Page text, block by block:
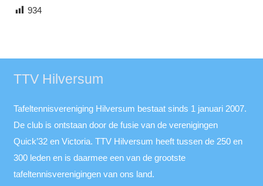
934
TTV Hilversum
Tafeltennisvereniging Hilversum bestaat sinds 1 januari 2007.
De club is ontstaan door de fusie van de verenigingen
Quick’32 en Victoria. TTV Hilversum heeft tussen de 250 en
300 leden en is daarmee een van de grootste
tafeltennisverenigingen van ons land.